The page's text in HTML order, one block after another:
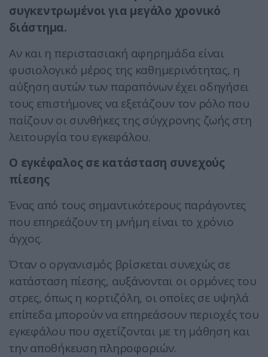
συγκεντρωμένοι για μεγάλο χρονικό
διάστημα.
Αν και η περιστασιακή αφηρημάδα είναι
φυσιολογικό μέρος της καθημερινότητας, η
αύξηση αυτών των παραπόνων έχει οδηγήσει
τους επιστήμονες να εξετάζουν τον ρόλο που
παίζουν οι συνθήκες της σύγχρονης ζωής στη
λειτουργία του εγκεφάλου.
Ο εγκέφαλος σε κατάσταση συνεχούς
πίεσης
Ένας από τους σημαντικότερους παράγοντες
που επηρεάζουν τη μνήμη είναι το χρόνιο
άγχος.
Όταν ο οργανισμός βρίσκεται συνεχώς σε
κατάσταση πίεσης, αυξάνονται οι ορμόνες του
στρες, όπως η κορτιζόλη, οι οποίες σε υψηλά
επίπεδα μπορούν να επηρεάσουν περιοχές του
εγκεφάλου που σχετίζονται με τη μάθηση και
την αποθήκευση πληροφοριών.